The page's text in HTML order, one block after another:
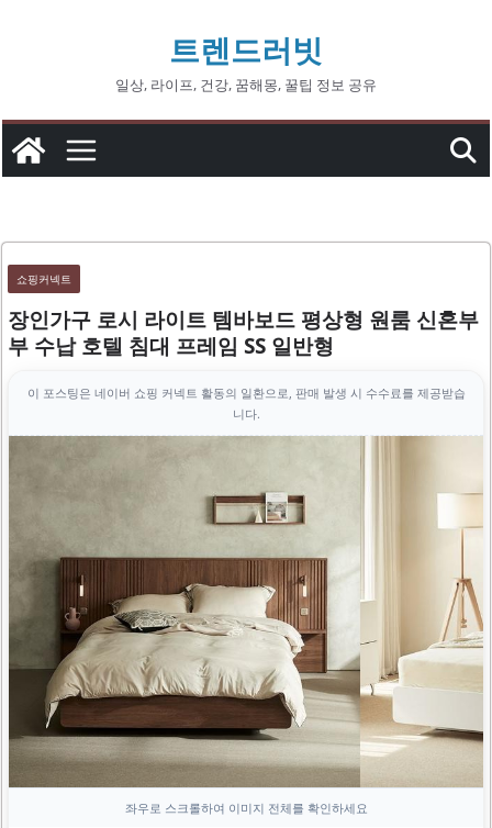
트렌드러빗
일상, 라이프, 건강, 꿈해몽, 꿀팁 정보 공유
쇼핑커넥트
장인가구 로시 라이트 템바보드 평상형 원룸 신혼부
부 수납 호텔 침대 프레임 SS 일반형
이 포스팅은 네이버 쇼핑 커넥트 활동의 일환으로, 판매 발생 시 수수료를 제공받습
니다.
좌우로 스크롤하여 이미지 전체를 확인하세요